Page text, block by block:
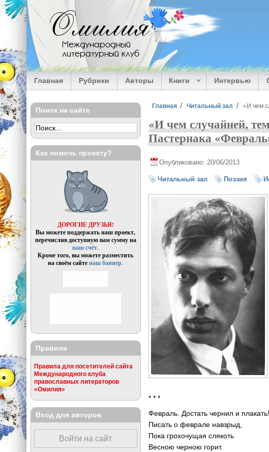
Перейти к основному содержанию
Омилия
Международный
литературный клуб
Главная Рубрики Авторы Книги Интервью
Вы здесь
Главная Читальный зал «И чем
«И чем случайней,
Пастернака
Опубликовано: 20/06/2013
Читальный зал Поэзия
* * *
Февраль. Достать чернил и плакать!
Писать о феврале навзрыд,
Пока грохочущая слякоть
Весною черною горит.
Поиск на сайте
Как помочь проекту?
ДОРОГИЕ ДРУЗЬЯ!
Вы можете поддержать наш проект,
перечислив доступную вам сумму на
наш счёт.
Кроме того, вы можете разместить
на своём сайтенаш баннер.
Правила
Правила для посетителей сайта
Международного клуба
православных литераторов
«Омилия»
Вход для авторов
Войти на сайт